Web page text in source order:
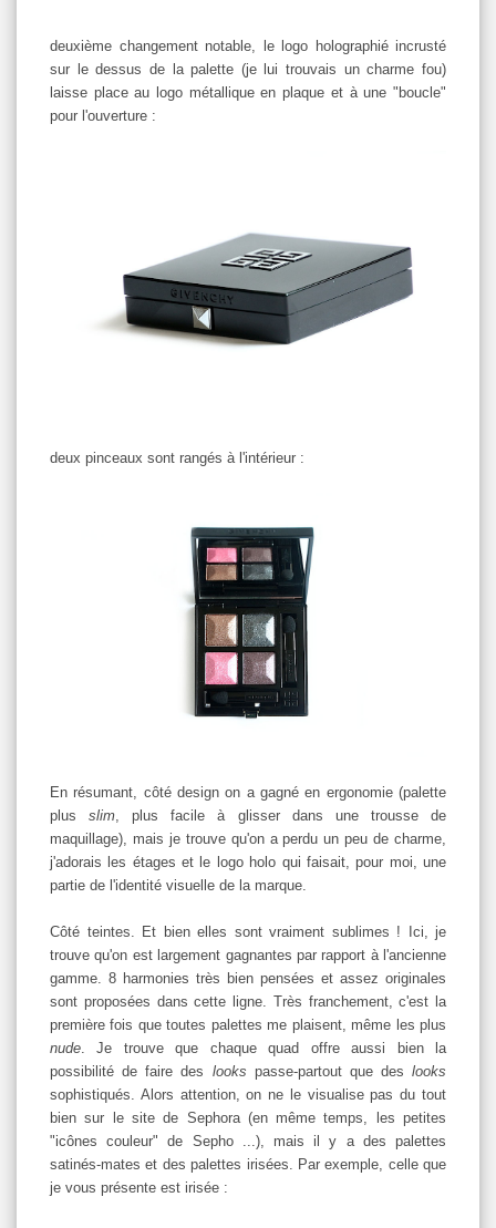
deuxième changement notable, le logo holographié incrusté
sur le dessus de la palette (je lui trouvais un charme fou)
laisse place au logo métallique en plaque et à une "boucle"
pour l'ouverture :
deux pinceaux sont rangés à l'intérieur :
En résumant, côté design on a gagné en ergonomie (palette
plusslim, plus facile à glisser dans une trousse de
maquillage), mais je trouve qu'on a perdu un peu de charme,
j'adorais les étages et le logo holo qui faisait, pour moi, une
partie de l'identité visuelle de la marque.
Côté teintes. Et bien elles sont vraiment sublimes ! Ici, je
trouve qu'on est largement gagnantes par rapport à l'ancienne
gamme. 8 harmonies très bien pensées et assez originales
sont proposées dans cette ligne. Très franchement, c'est la
première fois que toutes palettes me plaisent, même les plus
nude. Je trouve que chaque quad offre aussi bien la
possibilité de faire des looks passe-partout que des looks
sophistiqués. Alors attention, on ne le visualise pas du tout
bien sur le site de Sephora (en même temps, les petites
"icônes couleur" de Sepho ...), mais il y a des palettes
satinés-mates et des palettes irisées. Par exemple, celle que
je vous présente est irisée :